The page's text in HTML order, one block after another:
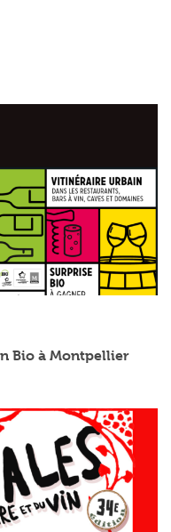
Bio à Montpellier